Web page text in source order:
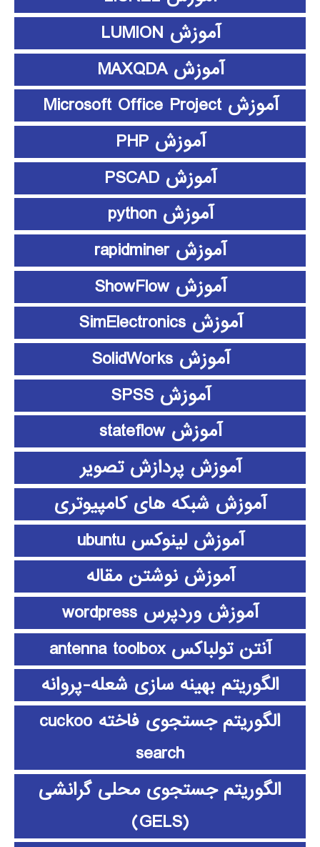
آموزش LUMION
آموزش MAXQDA
آموزش Microsoft Office Project
آموزش PHP
آموزش PSCAD
آموزش python
آموزش rapidminer
آموزش ShowFlow
آموزش SimElectronics
آموزش SolidWorks
آموزش SPSS
آموزش stateflow
آموزش پردازش تصویر
آموزش شبکه های کامپیوتری
آموزش لینوکس ubuntu
آموزش نوشتن مقاله
آموزش وردپرس wordpress
آنتن تولباکس antenna toolbox
الگوریتم بهینه سازی شعله-پروانه
الگوریتم جستجوی فاخته cuckoo
search
الگوریتم جستجوی محلی گرانشی
(GELS)